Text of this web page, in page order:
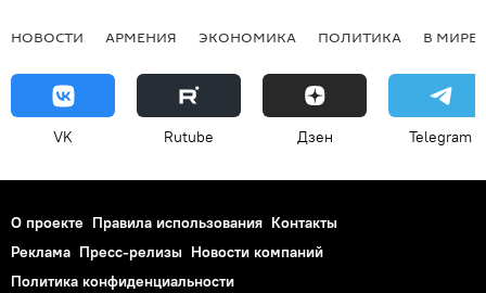
НОВОСТИ АРМЕНИЯ ЭКОНОМИКА ПОЛИТИКА В МИРЕ
VK Rutube Дзен Telegram
О проекте Правила использования Контакты
Реклама Пресс-релизы Новости компаний
Политика конфиденциальности